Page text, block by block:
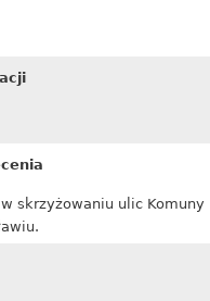
skrzyżowaniu ulic Komuny